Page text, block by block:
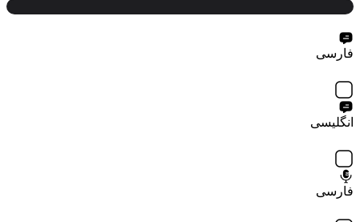
فارسی
انگلیسی
فارسی